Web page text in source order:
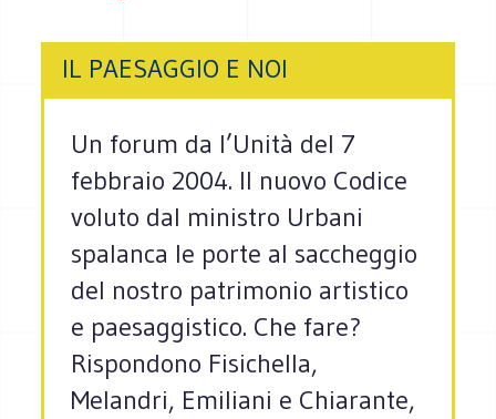
IL PAESAGGIO E NOI
Un forum da l’Unità del 7
febbraio 2004. Il nuovo Codice
voluto dal ministro Urbani
spalanca le porte al saccheggio
del nostro patrimonio artistico
e paesaggistico. Che fare?
Rispondono Fisichella,
Melandri, Emiliani e Chiarante,